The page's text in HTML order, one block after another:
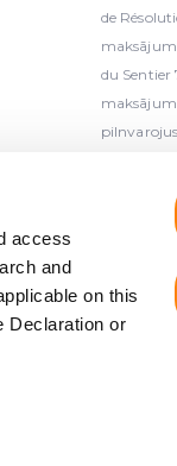
access
and
on this
Declaration or
de
du
kolektīvās
K.Valdemāra
Eiropas
Parlamenta
L 84, 26.3.1997.,